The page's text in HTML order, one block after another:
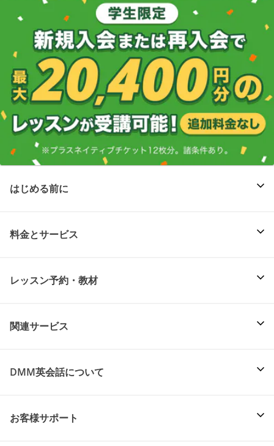
はじめる前に
料金とサービス
レッスン予約・教材
関連サービス
DMM英会話について
お客様サポート